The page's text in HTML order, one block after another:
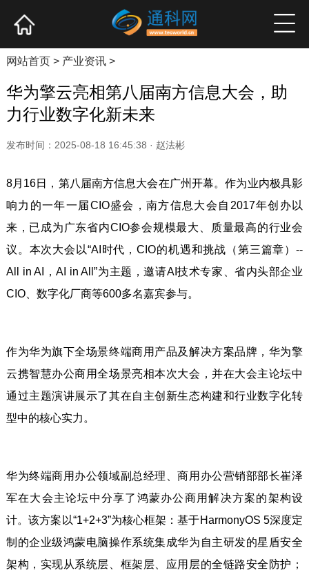
产业资讯 企业新品 高端访谈
网站首页> 产业资讯>
华为擎云亮相第八届南方信息大会，助
力行业数字化新未来
发布时间：2025-08-18 16:45:38 · 赵法彬
8月16日，第八届南方信息大会在广州开幕。作为业内极具影
响力的一年一届CIO盛会，南方信息大会自2017年创办以
来，已成为广东省内CIO参会规模最大、质量最高的行业会
议。本次大会以“AI时代，CIO的机遇和挑战（第三篇章）--
All in AI，AI in All”为主题，邀请AI技术专家、省内头部企业
CIO、数字化厂商等600多名嘉宾参与。
作为华为旗下全场景终端商用产品及解决方案品牌，华为擎
云携智慧办公商用全场景亮相本次大会，并在大会主论坛中
通过主题演讲展示了其在自主创新生态构建和行业数字化转
型中的核心实力。
华为终端商用办公领域副总经理、商用办公营销部部长崔泽
军在大会主论坛中分享了鸿蒙办公商用解决方案的架构设
计。该方案以“1+2+3”为核心框架：基于HarmonyOS 5深度定
制的企业级鸿蒙电脑操作系统集成华为自主研发的星盾安全
架构，实现从系统层、框架层、应用层的全链路安全防护；